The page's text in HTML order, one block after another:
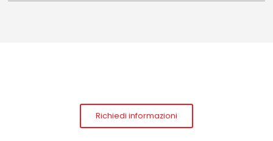
Richiedi informazioni